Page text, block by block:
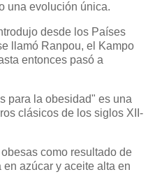
una evolución única.
desde los Países
llamó Ranpou, el Kampo
entonces pasó a
para la obesidad" es una
clásicos de los siglos XII-
como resultado de
azúcar y aceite alta en